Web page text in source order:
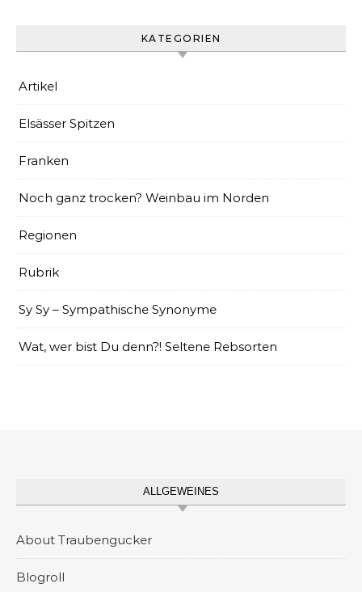
KATEGORIEN
Artikel
Elsässer Spitzen
Franken
Noch ganz trocken? Weinbau im Norden
Regionen
Rubrik
Sy Sy – Sympathische Synonyme
Wat, wer bist Du denn?! Seltene Rebsorten
ALLGEWEINES
About Traubengucker
Blogroll